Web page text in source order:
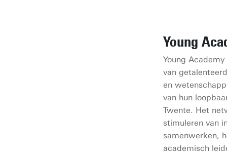
Young
Young
van
en
van hun
Twente. Het
stimuleren van
samenwerken,
academisch